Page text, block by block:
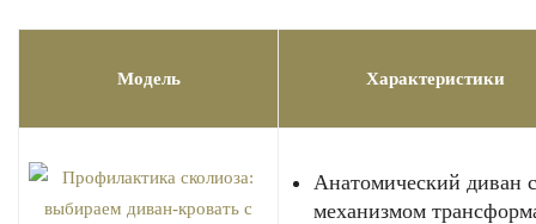
Модель Характеристики
Анатомический диван с
механизмом